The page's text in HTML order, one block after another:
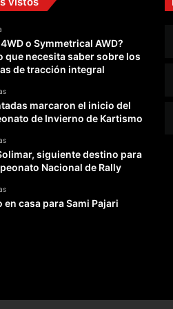
4WD o Symmetrical AWD?
que necesita saber sobre los
de tracción integral
marcaron el inicio del
de Invierno de Kartismo
siguiente destino para
Nacional de Rally
en casa para Sami Pajari